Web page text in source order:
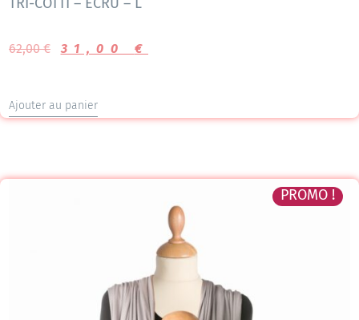
62,00€ 31,00 €
Ajouter au panier
PROMO !